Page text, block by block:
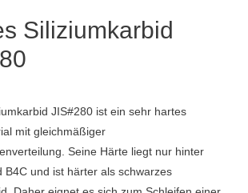
Siliziumkarbid
JIS#280 ist ein sehr hartes
mit gleichmäßiger
Seine Härte liegt nur hinter
B4C und ist härter als schwarzes